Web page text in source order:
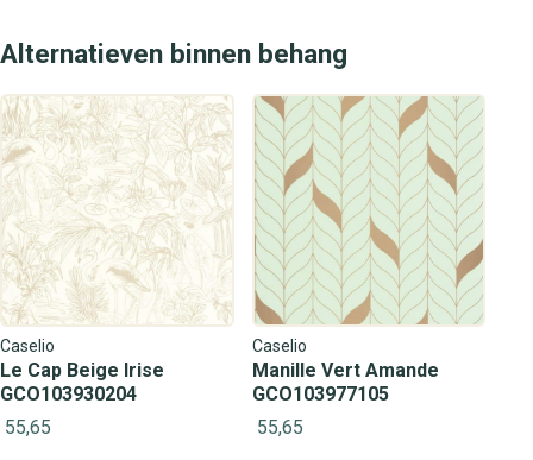
Alternatieven binnen behang
Caselio
Le Cap Beige Irise
GCO103930204
55,65
Caselio
Manille Vert Amande
GCO103977105
55,65